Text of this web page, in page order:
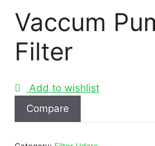
Vaccum
Filter
Add to wishlist
Compare